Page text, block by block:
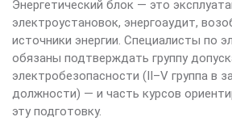
Энергетический блок — это
электроустановок, энергоаудит,
источники энергии. Специалисты по
обязаны подтверждать группу
электробезопасности (II–V группа в
должности) — и часть курсов
эту подготовку.